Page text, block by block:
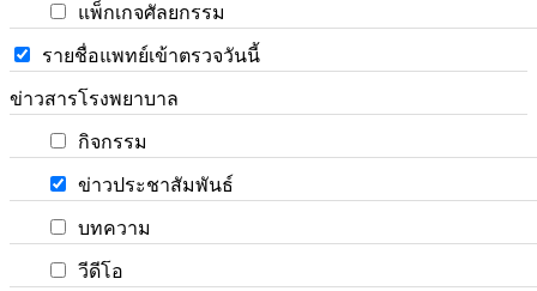
แพ็กเกจศัลยกรรม
รายชื่อแพทย์เข้าตรวจวันนี้
ข่าวสารโรงพยาบาล
กิจกรรม
ข่าวประชาสัมพันธ์
บทความ
วีดีโอ